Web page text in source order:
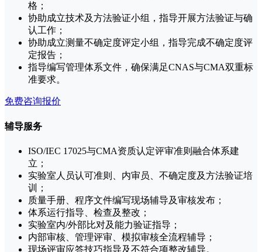
格；
协助成立技术及方法验证小组，指导开展方法验证与确
认工作；
协助成立测量不确定度评定小组，指导完成不确定度评
定报告；
指导编写管理体系文件，确保满足CNAS与CMA双重标
准要求。
免费咨询报价
辅导服务
ISO/IEC 17025与CMA资质认定评审准则融合体系建
立；
实验室人员认可准则、内审员、不确定度及方法验证培
训；
质量手册、程序文件编写现场辅导及审核发布；
体系运行指导、检查及整改；
实验室内/外部比对及能力验证指导；
内部审核、管理评审、模拟审核全流程辅导；
现场评审应答技巧指导及不符合项整改辅导。